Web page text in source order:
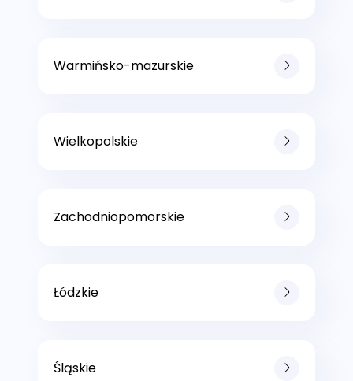
Warmińsko-mazurskie
Wielkopolskie
Zachodniopomorskie
Łódzkie
Śląskie